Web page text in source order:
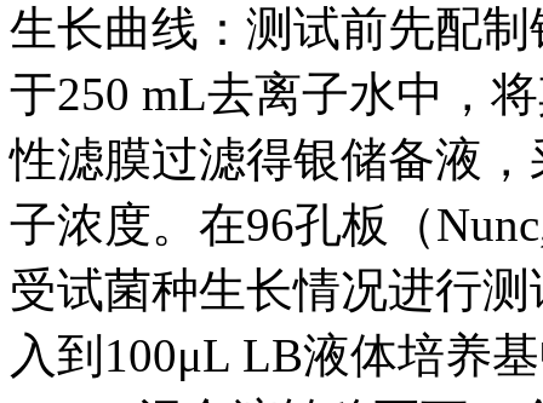
生长曲线：测试前先配
于250 mL去离子水中，
性滤膜过滤得银储备液
子浓度。在96孔板（
受试菌种生长情况进行
入到100μL LB液体培养